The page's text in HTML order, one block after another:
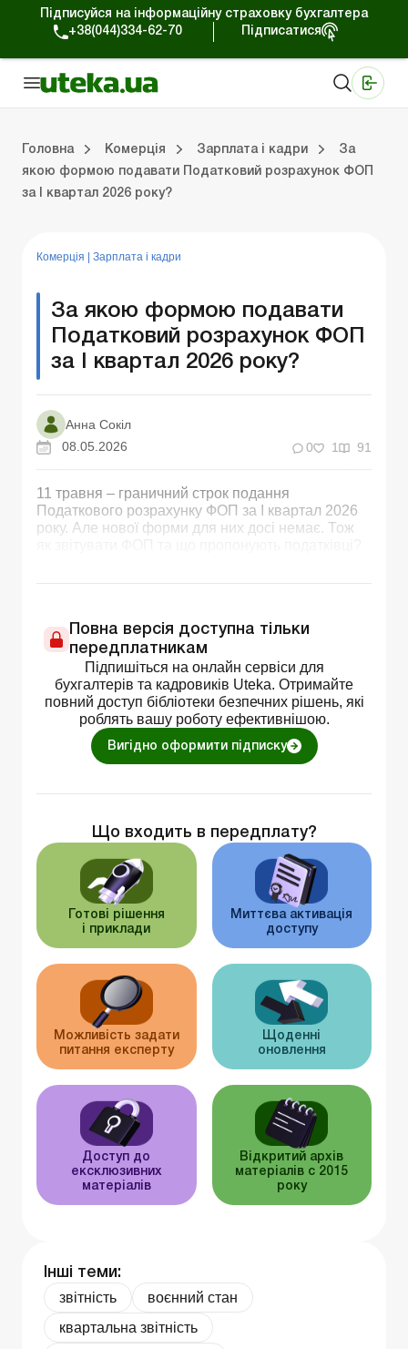
Підписуйся на інформаційну страховку бухгалтера
+38(044)334-62-70
Підписатися
Головна Комерція Зарплата і кадри
За
якою формою подавати Податковий розрахунок ФОП
за І квартал 2026 року?
Комерція Зарплата і кадри
За якою формою подавати
Податковий розрахунок ФОП
за І квартал 2026 року?
Анна Сокіл
08.05.2026
0 1 91
11 травня – граничний строк подання
Податкового розрахунку ФОП за І квартал 2026
року. Але нової форми для них досі немає. Тож
Повна версія доступна тільки
передплатникам
Підпишіться на онлайн сервіси для
бухгалтерів та кадровиків Uteka. Отримайте
повний доступ бібліотеки безпечних рішень, які
роблять вашу роботу ефективнішою.
Вигідно оформити підписку
Що входить в передплату?
Готові рішення
і приклади
Миттєва активація
доступу
Можливість задати
питання експерту
Щоденні
оновлення
Доступ до
ексклюзивних
матеріалів
Відкритий архів
матеріалів c 2015
року
Інші теми:
звітність
воєнний стан
квартальна звітність